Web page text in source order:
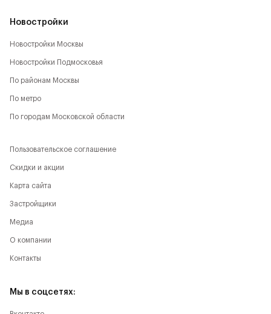
Новостройки
Новостройки Москвы
Новостройки Подмосковья
По районам Москвы
По метро
По городам Московской области
Пользовательское соглашение
Скидки и акции
Карта сайта
Застройщики
Медиа
О компании
Контакты
Мы в соцсетях: